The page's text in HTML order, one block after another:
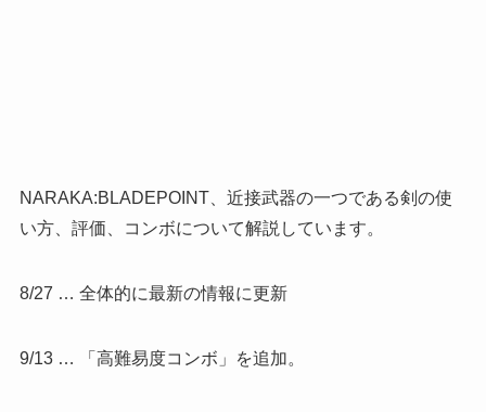
NARAKA:BLADEPOINT、近接武器の一つである剣の使
い方、評価、コンボについて解説しています。
8/27 … 全体的に最新の情報に更新
9/13 … 「高難易度コンボ」を追加。